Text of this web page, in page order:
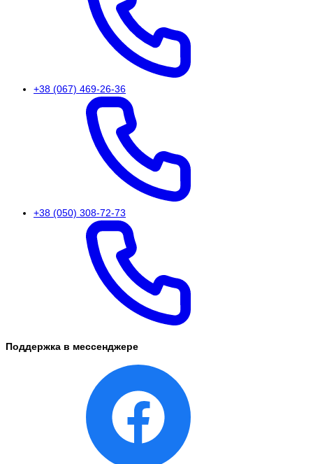
+38 (067) 469-26-36
+38 (050) 308-72-73
Поддержка в мессенджере